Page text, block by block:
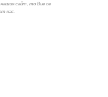
нашия сайт, то Вие се
нас.